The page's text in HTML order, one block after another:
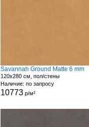
Savannah Ground Matte 6 mm
120x280 см, пол/стены
Наличие: по запросу
10773р/м²